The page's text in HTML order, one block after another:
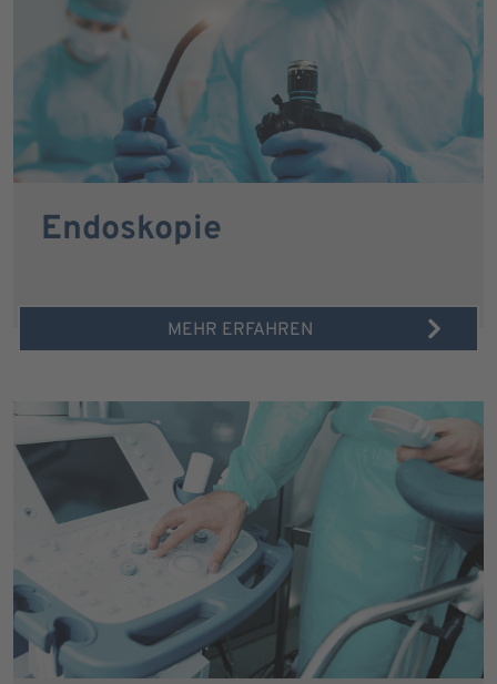
Endoskopie
MEHR ERFAHREN